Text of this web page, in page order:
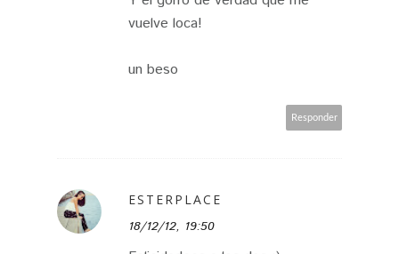
vuelve loca!
un beso
Responder
ESTERPLACE
18/12/12, 19:50